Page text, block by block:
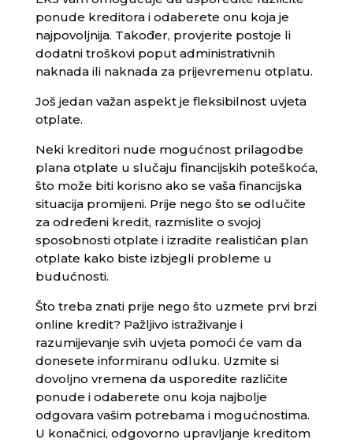
ponude kreditora i odaberete onu koja je
najpovoljnija. Također, provjerite postoje li
dodatni troškovi poput administrativnih
naknada ili naknada za prijevremenu otplatu.
Još jedan važan aspekt je fleksibilnost uvjeta
otplate.
Neki kreditori nude mogućnost prilagodbe
plana otplate u slučaju financijskih poteškoća,
što može biti korisno ako se vaša financijska
situacija promijeni. Prije nego što se odlučite
za određeni kredit, razmislite o svojoj
sposobnosti otplate i izradite realističan plan
otplate kako biste izbjegli probleme u
budućnosti.
Što treba znati prije nego što uzmete prvi brzi
online kredit? Pažljivo istraživanje i
razumijevanje svih uvjeta pomoći će vam da
donesete informiranu odluku. Uzmite si
dovoljno vremena da usporedite različite
ponude i odaberete onu koja najbolje
odgovara vašim potrebama i mogućnostima.
U konačnici, odgovorno upravljanje kreditom